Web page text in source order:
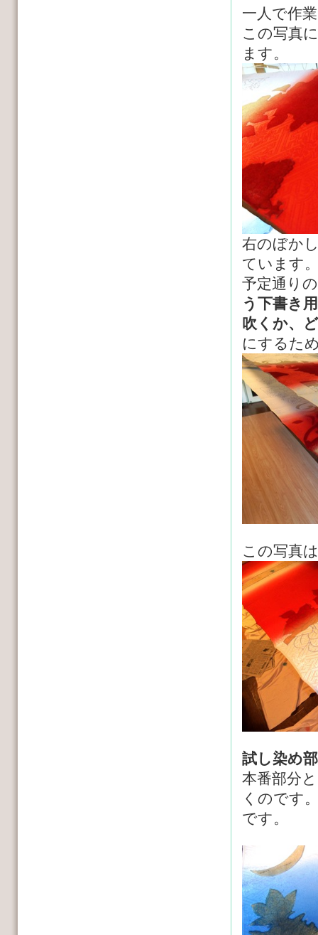
一人で作
この写真
ます。
右のぼか
ています
予定通り
う下書き
吹くか、
にするた
この写真は
試し染め
本番部分
くのです
です。